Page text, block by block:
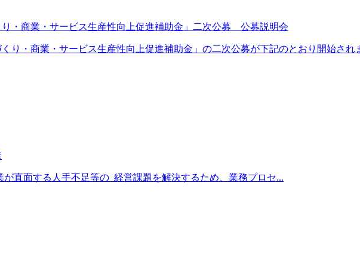
・商業・サービス生産性向上促進補助金」二次公募 公募説明会
り・商業・サービス生産性向上促進補助金」の二次公募が下記のとおり開始され
直面する人手不足等の 経営課題を解決するため、業務プロセ...